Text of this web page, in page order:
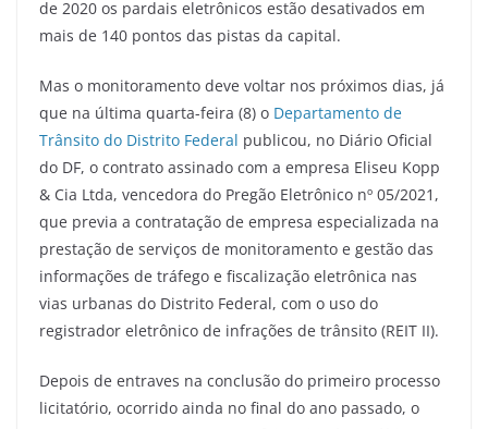
de 2020 os pardais eletrônicos estão desativados em
mais de 140 pontos das pistas da capital.
Mas o monitoramento deve voltar nos próximos dias, já
que na última quarta-feira (8) o Departamento de
Trânsito do Distrito Federal publicou, no Diário Oficial
do DF, o contrato assinado com a empresa Eliseu Kopp
& Cia Ltda, vencedora do Pregão Eletrônico nº 05/2021,
que previa a contratação de empresa especializada na
prestação de serviços de monitoramento e gestão das
informações de tráfego e fiscalização eletrônica nas
vias urbanas do Distrito Federal, com o uso do
registrador eletrônico de infrações de trânsito (REIT II).
Depois de entraves na conclusão do primeiro processo
licitatório, ocorrido ainda no final do ano passado, o